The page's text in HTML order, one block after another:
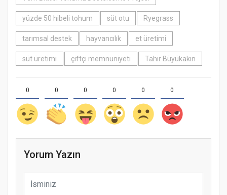
yüzde 50 hibeli tohum süt otu Ryegrass
tarımsal destek hayvancılık et üretimi
süt üretimi çiftçi memnuniyeti Tahir Büyükakın
0 0 0 0 0 0
Yorum Yazın